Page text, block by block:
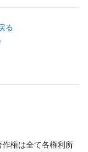
る
権は全て各権利所